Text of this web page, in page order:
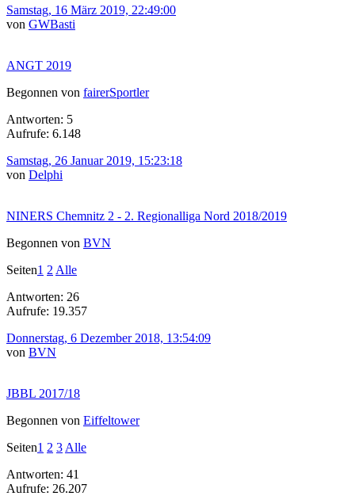
Samstag, 16 März 2019, 22:49:00
von GWBasti
ANGT 2019
Begonnen von fairerSportler
Antworten: 5
Aufrufe: 6.148
Samstag, 26 Januar 2019, 15:23:18
von Delphi
NINERS Chemnitz 2 - 2. Regionalliga Nord 2018/2019
Begonnen von BVN
Seiten1 2 Alle
Antworten: 26
Aufrufe: 19.357
Donnerstag, 6 Dezember 2018, 13:54:09
von BVN
JBBL 2017/18
Begonnen von Eiffeltower
Seiten1 2 3 Alle
Antworten: 41
Aufrufe: 26.207